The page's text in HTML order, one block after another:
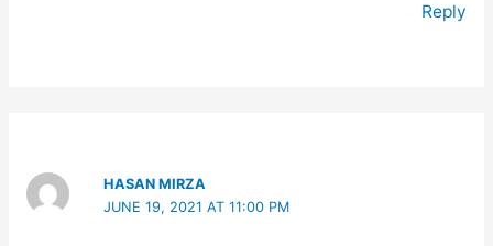
Reply
HASAN MIRZA
JUNE 19, 2021 AT 11:00 PM